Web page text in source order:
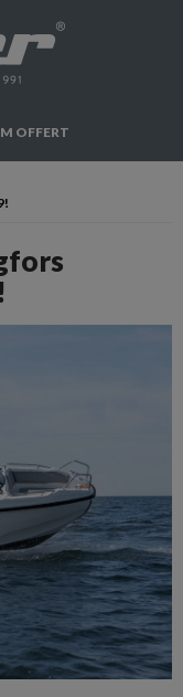
OFFERT